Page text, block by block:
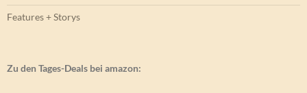
Features + Storys
Zu den Tages-Deals bei amazon: